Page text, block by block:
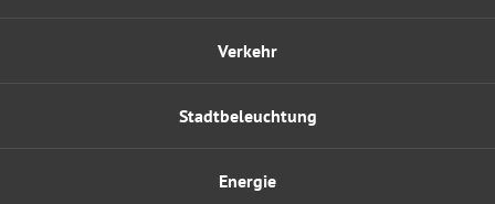
Energie
Verkehr
Stadtbeleuchtung